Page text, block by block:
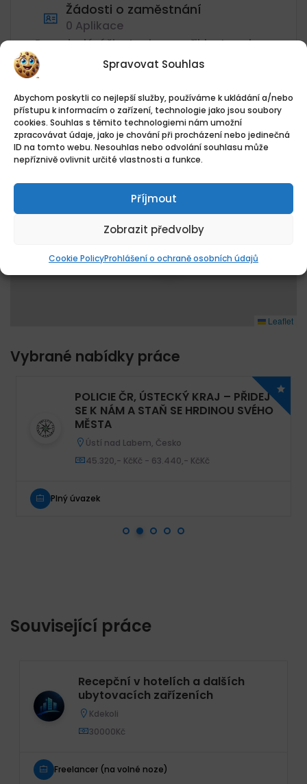
Spravovat Souhlas
Abychom poskytli co nejlepší služby, používáme k ukládání a/nebo
přístupu k informacím o zařízení, technologie jako jsou soubory
cookies. Souhlas s těmito technologiemi nám umožní
zpracovávat údaje, jako je chování při procházení nebo jedinečná
ID na tomto webu. Nesouhlas nebo odvolání souhlasu může
nepříznivě ovlivnit určité vlastnosti a funkce.
Příjmout
Zobrazit předvolby
Cookie PolicyProhlášení o ochraně osobních údajů
Žádosti o zaměstnání
0 Aplikace
Pro odeslání životopisu se přihlaste nebo
zaregistrujte jako uchazeč.
Leaflet
Vybrané nabídky práce
POLICIE ČR, ÚSTECKÝ KRAJ – PŘIDEJ
SE K NÁM A STAŇ SE HRDINOU SVÉHO
MĚSTA
Ústecký kraj, Česko
Související práce
Recepční v hotelích a dalších
ubytovacích zařízeních
Kdekoli
30000Kč
Freelancer (na volné noze)